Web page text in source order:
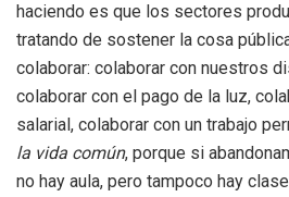
haciendo es que los sectores
tratando de sostener la cosa
colaborar: colaborar con nuestros
colaborar con el pago de la luz,
salarial, colaborar con un trabajo
la vida común, porque si
no hay aula, pero tampoco hay